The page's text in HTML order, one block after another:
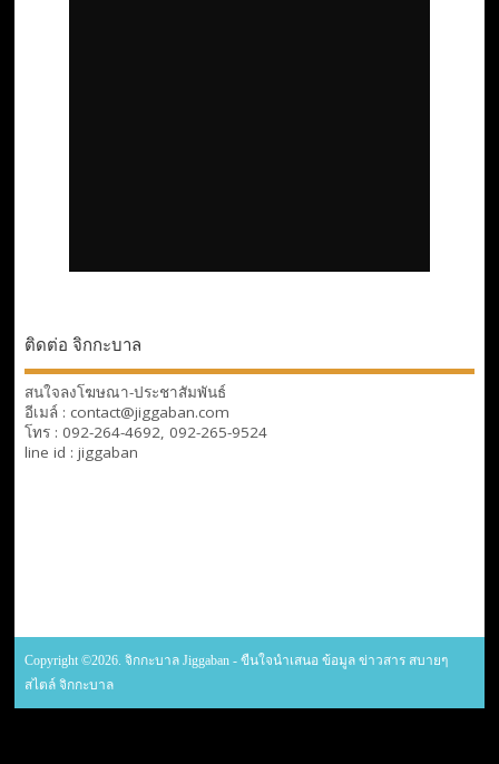
ติดต่อ จิกกะบาล
สนใจลงโฆษณา-ประชาสัมพันธ์
อีเมล์ : contact@jiggaban.com
โทร : 092-264-4692, 092-265-9524
line id : jiggaban
Copyright ©2026. จิกกะบาล Jiggaban - ขืนใจนำเสนอ ข้อมูล ข่าวสาร สบายๆ
สไตล์ จิกกะบาล